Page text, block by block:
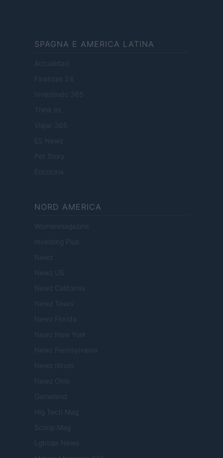
SPAGNA E AMERICA LATINA
Actualidad
Finanzas 24
Investindo 365
Think.es
Viajar 365
ES Newz
Pet Story
Encocina
NORD AMERICA
Womanmagazine
Investing Plus
Newz
Newz US
Newz California
Newz Texas
Newz Florida
Newz New York
Newz Pennsylvania
Newz Illinois
Newz Ohio
Gameland
Hig Tech Mag
Scoop Mag
Lgbtqia News